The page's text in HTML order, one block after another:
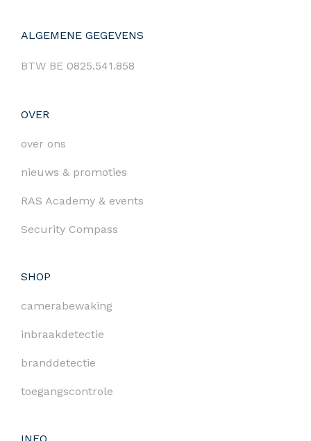
ALGEMENE GEGEVENS
BTW BE 0825.541.858
OVER
over ons
nieuws & promoties
RAS Academy & events
Security Compass
SHOP
camerabewaking
inbraakdetectie
branddetectie
toegangscontrole
INFO